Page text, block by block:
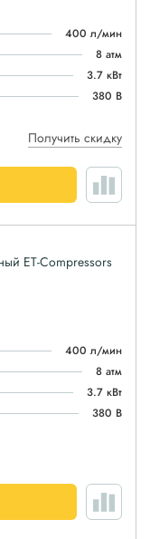
400 л/мин
8 атм
3.7 кВт
380 В
Получить скидку
ET-Compressors
400 л/мин
8 атм
3.7 кВт
380 В